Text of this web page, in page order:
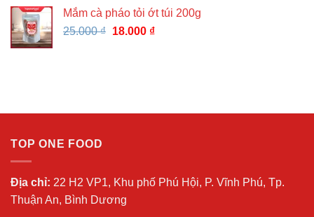
25.000 ₫.là:
18.000 ₫.
Mắm cà pháo tỏi ớt túi 200g
25.000₫ Giá
18.000 ₫Giá
TOP ONE FOOD
Địa chỉ: 22 H2 VP1, Khu phố Phú Hội, P. Vĩnh Phú, Tp.
Thuận An, Bình Dương